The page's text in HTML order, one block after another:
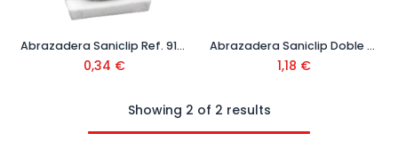
Abrazadera Saniclip Ref. 9128SC
0,34 €
Abrazadera Saniclip Doble Ref. 9128SCD
1,18 €
Showing 2 of 2 results